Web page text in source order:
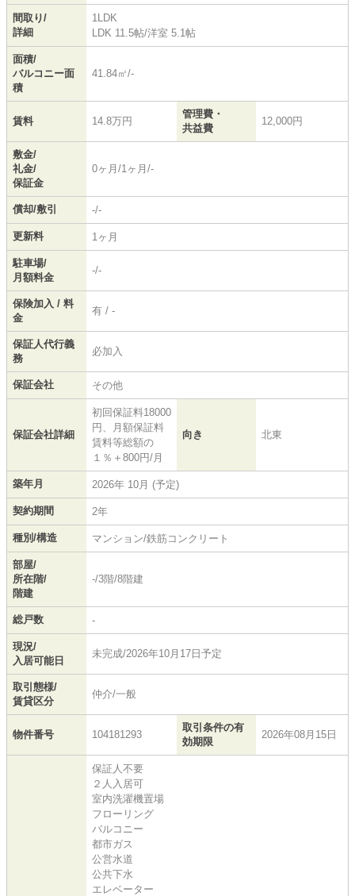
間取り/
詳細
1LDK
LDK 11.5帖/洋室 5.1帖
面積/
バルコニー面
積
41.84㎡/-
賃料 14.8万円
管理費・
共益費
12,000円
敷金/
礼金/
保証金
0ヶ月/1ヶ月/-
償却/敷引 -/-
更新料 1ヶ月
駐車場/
月額料金
-/-
保険加入 / 料
金
有 / -
保証人代行義
務
必加入
保証会社 その他
保証会社詳細
初回保証料18000
円、月額保証料
賃料等総額の
１％＋800円/月
向き 北東
築年月 2026年 10月 (予定)
契約期間 2年
種別/構造 マンション/鉄筋コンクリート
部屋/
所在階/
階建
-/3階/8階建
総戸数 -
現況/
入居可能日
未完成/2026年10月17日予定
取引態様/
賃貸区分
仲介/一般
物件番号 104181293
取引条件の有
効期限
2026年08月15日
保証人不要
２人入居可
室内洗濯機置場
フローリング
バルコニー
都市ガス
公営水道
公共下水
エレベーター